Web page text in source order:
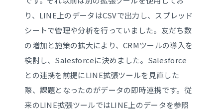
り、LINE上のデータはCSVで出力し、スプレッド
シートで管理や分析を行っていました。友だち数
の増加と施策の拡大により、CRMツールの導入を
検討し、Salesforceに決めました。Salesforce
との連携を前提にLINE拡張ツールを見直した
際、課題となったのがデータの即時連携です。従
来のLINE拡張ツールではLINE上のデータを参照